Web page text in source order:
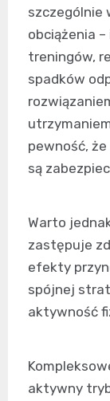
szczególnie
obciążenia
treningów,
spadków
pewność,
są
Warto
zastępuje
efekty
spójnej
aktywność
aktywny